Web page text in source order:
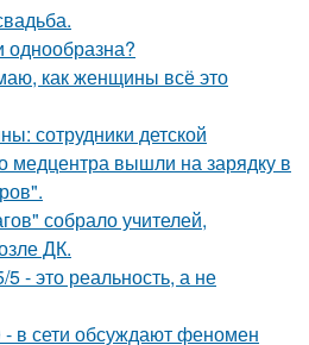
однообразна?
как женщины всё это
сотрудники детской
медцентра вышли на зарядку в
собрало учителей,
ДК.
- это реальность, а не
- в сети обсуждают феномен